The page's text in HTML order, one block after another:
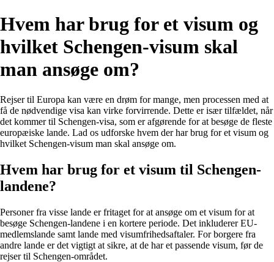
Hvem har brug for et visum og
hvilket Schengen-visum skal
man ansøge om?
Rejser til Europa kan være en drøm for mange, men processen med at
få de nødvendige visa kan virke forvirrende. Dette er især tilfældet, når
det kommer til Schengen-visa, som er afgørende for at besøge de fleste
europæiske lande. Lad os udforske hvem der har brug for et visum og
hvilket Schengen-visum man skal ansøge om.
Hvem har brug for et visum til Schengen-
landene?
Personer fra visse lande er fritaget for at ansøge om et visum for at
besøge Schengen-landene i en kortere periode. Det inkluderer EU-
medlemslande samt lande med visumfrihedsaftaler. For borgere fra
andre lande er det vigtigt at sikre, at de har et passende visum, før de
rejser til Schengen-området.